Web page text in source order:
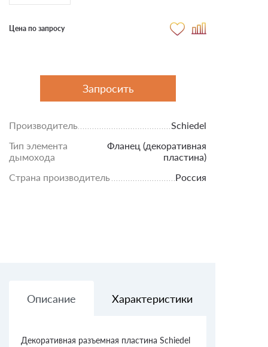
Цена по запросу
Запросить
Производитель
Schiedel
Тип элемента
дымохода
Фланец (декоративная
пластина)
Страна производитель
Россия
Описание Характеристики
Декоративная разъемная пластина Schiedel